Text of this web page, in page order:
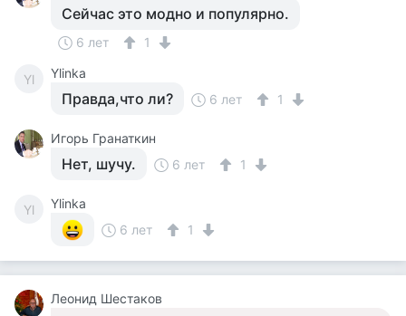
Сейчас это модно и популярно.
6 лет 1
Yl Ylinka
Правда,что ли? 6 лет 1
Игорь Гранаткин
Нет, шучу. 6 лет 1
Yl
Ylinka
6 лет
1
Леонид Шестаков